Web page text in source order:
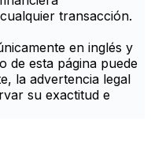
transacción.
en inglés y
de esta página puede
la advertencia legal
su exactitud e